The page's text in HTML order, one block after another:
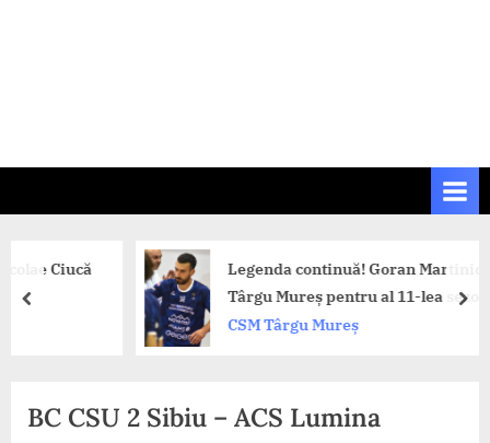
Legenda continuă! Goran Martinic rămâne
Târgu Mureș pentru al 11-lea sezon
CSM Târgu Mureș
prev
BC CSU 2 Sibiu – ACS Lumina